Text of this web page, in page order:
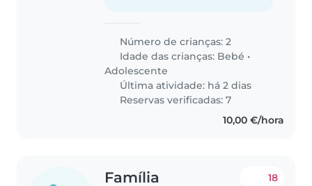
Número de crianças: 2
Idade das crianças: Bebé •
Adolescente
Última atividade: há 2 dias
Reservas verificadas: 7
10,00 €/hora
Família 18